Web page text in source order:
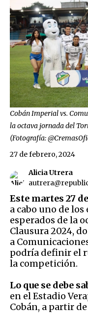
Cobán Imperial vs.
la octava jornada del
(Fotografía:
Alicia Utrera
27 de febrero, 2024
Este martes 27
a cabo uno de
esperados de la
Clausura 2024,
a
podría definir el
la competición.
Lo que se debe
en el Estadio
Cobán, a partir